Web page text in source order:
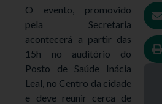
O evento, promovido
pela Secretaria
acontecerá a partir das
15h no auditório do
Posto de Saúde Inácia
Leal, no Centro da cidade
e deve reunir cerca de